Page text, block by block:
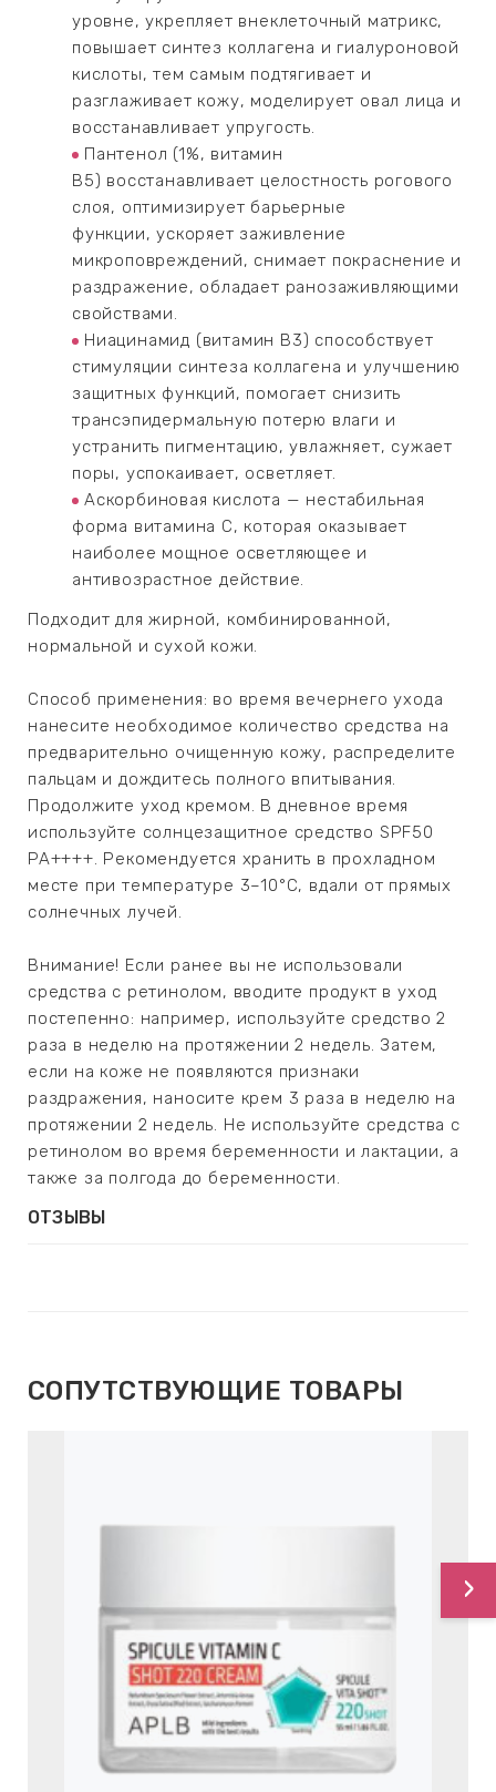
уровне, укрепляет внеклеточный матрикс,
повышает синтез коллагена и гиалуроновой
кислоты, тем самым подтягивает и
разглаживает кожу, моделирует овал лица и
восстанавливает упругость.
Пантенол (1%, витамин
B5) восстанавливает целостность рогового
слоя, оптимизирует барьерные
функции, ускоряет заживление
микроповреждений, снимает покраснение и
раздражение, обладает ранозаживляющими
свойствами.
Ниацинамид (витамин B3) способствует
стимуляции синтеза коллагена и улучшению
защитных функций, помогает снизить
трансэпидермальную потерю влаги и
устранить пигментацию, увлажняет, сужает
поры, успокаивает, осветляет.
Аскорбиновая кислота — нестабильная
форма витамина C, которая оказывает
наиболее мощное осветляющее и
антивозрастное действие.
Подходит для жирной, комбинированной,
нормальной и сухой кожи.
Способ применения: во время вечернего ухода
нанесите необходимое количество средства на
предварительно очищенную кожу, распределите
пальцам и дождитесь полного впитывания.
Продолжите уход кремом. В дневное время
используйте солнцезащитное средство SPF50
PA++++. Рекомендуется хранить в прохладном
месте при температуре 3–10°C, вдали от прямых
солнечных лучей.
Внимание! Если ранее вы не использовали
средства с ретинолом, вводите продукт в уход
постепенно: например, используйте средство 2
раза в неделю на протяжении 2 недель. Затем,
если на коже не появляются признаки
раздражения, наносите крем 3 раза в неделю на
протяжении 2 недель. Не используйте средства с
ретинолом во время беременности и лактации, а
также за полгода до беременности.
ОТЗЫВЫ
СОПУТСТВУЮЩИЕ ТОВАРЫ
›